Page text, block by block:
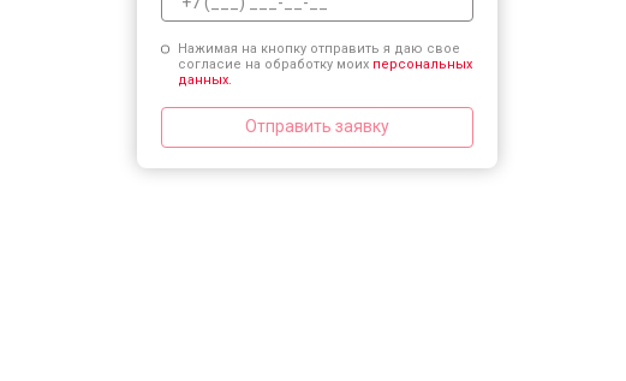
Нажимая на кнопку отправить я даю свое
согласие на обработку моих персональных
данных.
Отправить заявку